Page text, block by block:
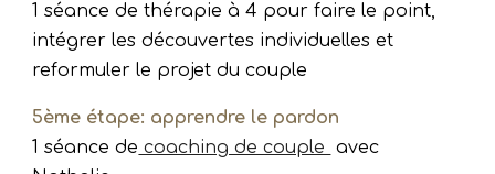
1 séance de thérapie à 4 pour faire le point,
intégrer les découvertes individuelles et
reformuler le projet du couple
5ème étape: apprendre le pardon
1 séance de coaching de couple
avec